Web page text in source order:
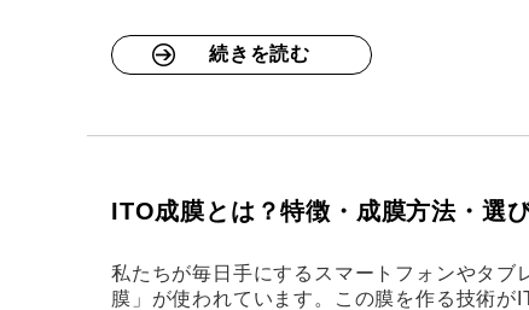
続きを読む
ITO成膜とは？特徴・成膜方法・選
私たちが毎日手にするスマートフォンやタブ
膜」が使われています。この膜を作る技術